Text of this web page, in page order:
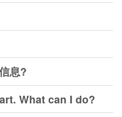
息?
What can I do?